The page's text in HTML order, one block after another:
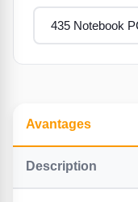
Avantages
Description